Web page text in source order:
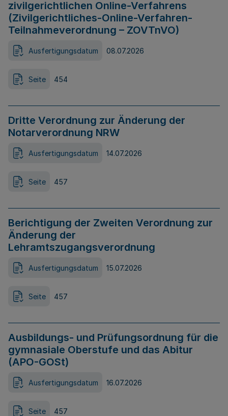
zivilgerichtlichen Online-Verfahrens
(Zivilgerichtliches-Online-Verfahren-
Teilnahmeverordnung – ZOVTnVO)
Ausfertigungsdatum 08.07.2026
Seite 454
Dritte Verordnung zur Änderung der
Notarverordnung NRW
Ausfertigungsdatum 14.07.2026
Seite 457
Berichtigung der Zweiten Verordnung zur
Änderung der
Lehramtszugangsverordnung
Ausfertigungsdatum 15.07.2026
Seite 457
Ausbildungs- und Prüfungsordnung für die
gymnasiale Oberstufe und das Abitur
(APO-GOSt)
Ausfertigungsdatum 16.07.2026
Seite 457